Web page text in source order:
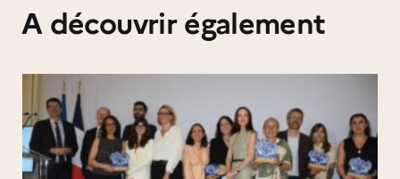
A découvrir également